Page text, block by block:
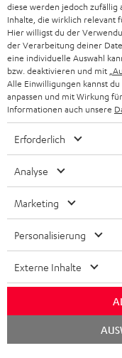
KOPFHÖRER
BLUETOOTH-
STEREOANLAGEN
LAUTSPRECHER
ULTIMA-SERIE
IN-EAR-KOPFHÖRER
FANSHOP
NEUHEITEN
BLOG
NEWSLETTER
STORES
DEINE VORTEILE BEI
UNSER MANAGEMENT
NACHHALTIGKEIT
UNSERE WERTE
BILDUNGSRABATT
NIEDERLANDE
BELGIEN
FRANKREICH
POLEN
SPANIEN
ITALIEN
Technische Änderungen,
Fotos abgebildete Zubehör
Entsorgungsgebühren für
Vertrag widerrufen
diese werden jedoch zufällig
Inhalte, die wirklich relevant
Hier willigst du der
der Verarbeitung deiner
eine individuelle Auswahl
bzw. deaktivieren und mit
Alle Einwilligungen kannst
anpassen und mit Wirkung
Informationen auch unsere
Erforderlich
Analyse
Marketing
Personalisierung
Externe Inhalte